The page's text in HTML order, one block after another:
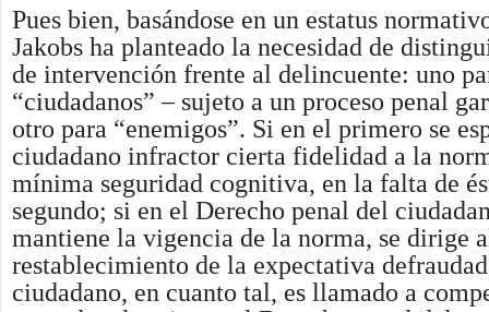
Pues bien, basándose en un estatus
Jakobs ha planteado la necesidad de
de intervención frente al delincuente: uno
“ciudadanos” – sujeto a un proceso penal
otro para “enemigos”. Si en el primero se
ciudadano infractor cierta fidelidad a la
mínima seguridad cognitiva, en la falta de
segundo; si en el Derecho penal del
mantiene la vigencia de la norma, se dirige
restablecimiento de la expectativa
ciudadano, en cuanto tal, es llamado a